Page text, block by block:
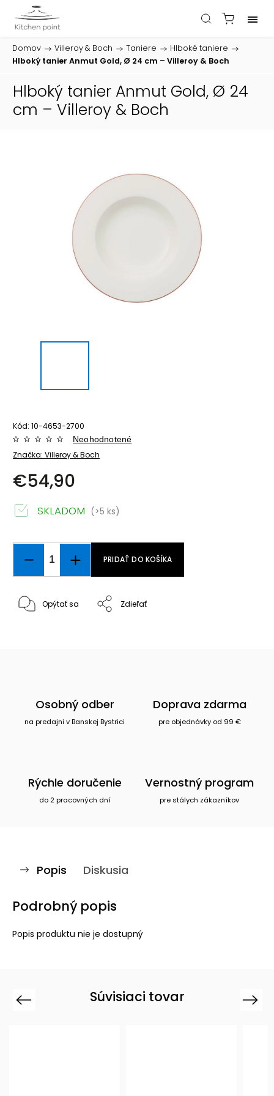
Domov / Villeroy & Boch / Taniere / Hlboké taniere /
Hlboký tanier Anmut Gold, Ø 24 cm – Villeroy & Boch
Hlboký tanier Anmut Gold, Ø 24
cm – Villeroy & Boch
Kód: 10-4653-2700
Značka: Villeroy & Boch
Neohodnotené
€54,90
SKLADOM (>5 ks)
PRIDAŤ DO KOŠÍKA
Opýtať sa Zdieľať
Osobný odber
na predajni v Banskej Bystrici
Doprava zdarma
pre objednávky od 99 €
Rýchle doručenie
do 2 pracovných dní
Vernostný program
pre stálych zákazníkov
Popis Diskusia
Podrobný popis
Popis produktu nie je dostupný
Súvisiaci tovar
Previous Next